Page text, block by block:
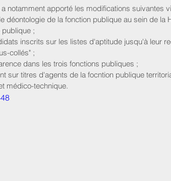
notamment apporté les modifications suivantes
déontologie de la fonction publique au sein de la
;
inscrits sur les listes d'aptitude jusqu'à leur
collés" ;
dans les trois fonctions publiques ;
sur titres d'agents de la focntion publique
médico-technique.